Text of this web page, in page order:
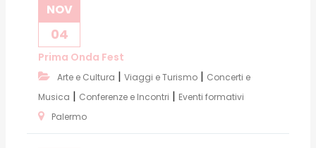
NOV
04
Prima Onda Fest
Arte e Cultura | Viaggi e Turismo | Concerti e
Musica | Conferenze e Incontri | Eventi formativi
Palermo